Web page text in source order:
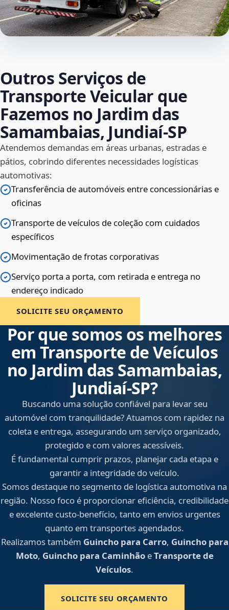
Outros Serviços de
Transporte Veicular que
Fazemos no Jardim das
Samambaias, Jundiaí‑SP
Atendemos demandas em áreas urbanas, estradas e
pátios, cobrindo diferentes necessidades logísticas
automotivas:
Transferência de automóveis entre concessionárias e
oficinas
Transporte de veículos de coleção com cuidados
específicos
Movimentação de frotas corporativas
Serviço porta a porta, com retirada e entrega no
endereço indicado
SOLICITE SEU ORÇAMENTO
Por que somos os melhores
em Transporte de Veículos
no Jardim das Samambaias,
Jundiaí‑SP?
Buscando uma solução confiável para levar seu
automóvel com tranquilidade? Atuamos com rapidez na
coleta e entrega, assegurando um serviço organizado,
protegido e com valores acessíveis.
É fundamental cumprir prazos, planejar cada etapa e
garantir a integridade do veículo.
Somos destaque no segmento de logística automotiva na
região. Nosso foco é proporcionar eficiência, credibilidade
e excelente custo-benefício, tanto em envios urgentes
quanto em transportes agendados.
Realizamos também Guincho para Carro, Guincho para
Moto, Guincho para CaminhãoeTransporte de
Veículos.
SOLICITE SEU ORÇAMENTO